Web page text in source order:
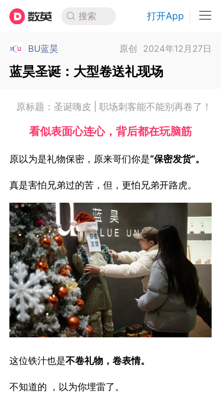
搜索 打开App
BU蓝昊 原创 2024年12月27日
蓝昊圣诞：大型卷送礼现场
原标题：圣诞嗨皮 | 职场刺客能不能别再卷了！
看似表面心连心， 背后都在玩脑筋
原以为是礼物保密，原来哥们你是“保密发货”。
真是害怕兄弟过的苦，但，更怕兄弟开路虎。
这位铁汁也是不卷礼物，卷表情。
不知道的 ，以为你埋雷了。